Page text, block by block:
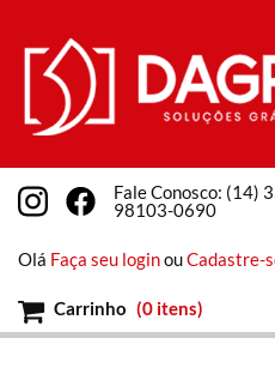
Fale Conosco: (14)
98103-0690
Olá Faça seu loginouCadastre-
Carrinho (0 itens)